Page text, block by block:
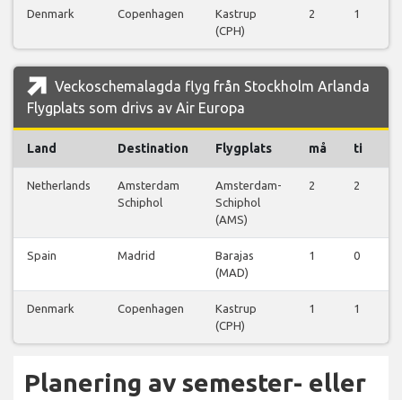
Denmark Copenhagen
Kastrup
(CPH)
2 1
Veckoschemalagda flyg från Stockholm Arlanda
Flygplats som drivs av Air Europa
Land Destination Flygplats må ti
Netherlands
Amsterdam
Schiphol
Amsterdam-
Schiphol
(AMS)
2 2
Spain Madrid
Barajas
(MAD)
1 0
Denmark Copenhagen
Kastrup
(CPH)
1 1
Planering av semester- eller